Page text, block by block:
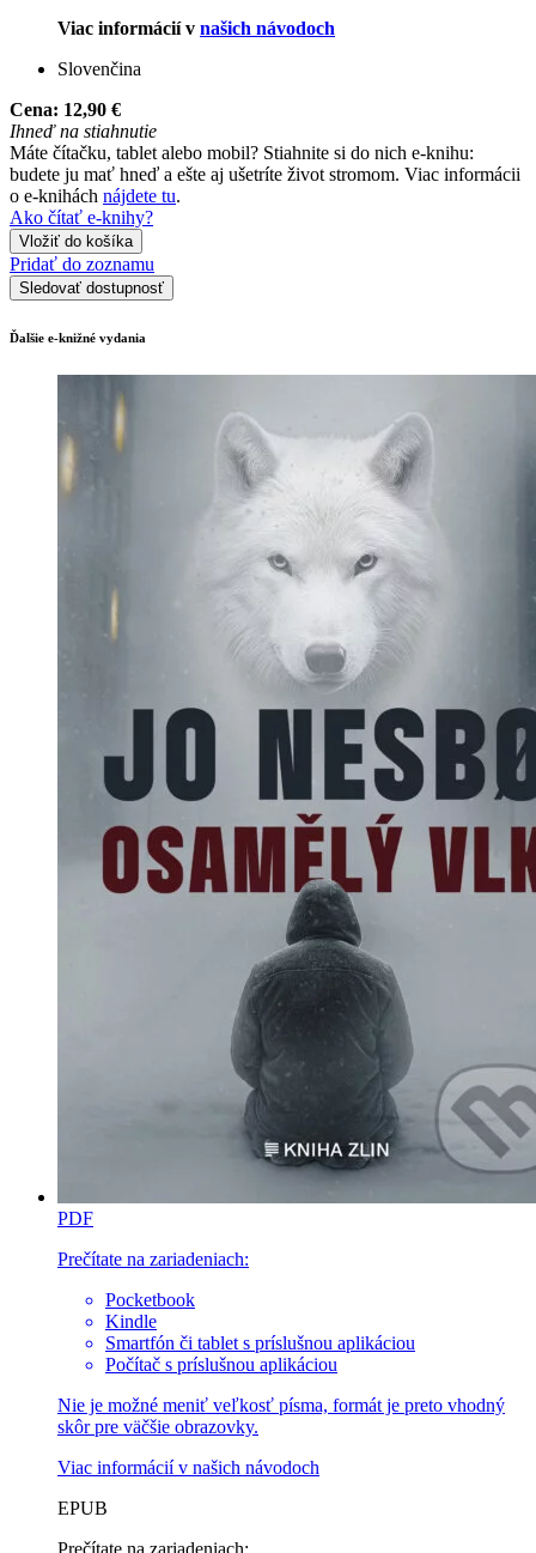
Viac informácií v našich návodoch
Slovenčina
Cena: 12,90 €
Ihneď na stiahnutie
Máte čítačku, tablet alebo mobil? Stiahnite si do nich e-knihu:
budete ju mať hneď a ešte aj ušetríte život stromom. Viac informácii
o e-knihách nájdete tu.
Ako čítať e-knihy?
Vložiť do košíka
Pridať do zoznamu
Sledovať dostupnosť
Ďalšie e-knižné vydania
PDF
Prečítate na zariadeniach:
Pocketbook
Kindle
Smartfón či tablet s príslušnou aplikáciou
Počítač s príslušnou aplikáciou
Nie je možné meniť veľkosť písma, formát je preto vhodný
skôr pre väčšie obrazovky.
Viac informácií v našich návodoch
EPUB